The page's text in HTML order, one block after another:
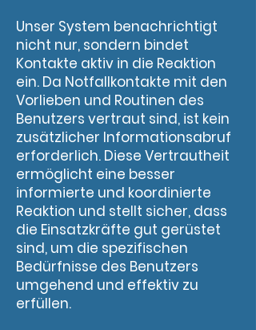
Unser System benachrichtigt
nicht nur, sondern bindet
Kontakte aktiv in die Reaktion
ein. Da Notfallkontakte mit den
Vorlieben und Routinen des
Benutzers vertraut sind, ist kein
zusätzlicher Informationsabruf
erforderlich. Diese Vertrautheit
ermöglicht eine besser
informierte und koordinierte
Reaktion und stellt sicher, dass
die Einsatzkräfte gut gerüstet
sind, um die spezifischen
Bedürfnisse des Benutzers
umgehend und effektiv zu
erfüllen.